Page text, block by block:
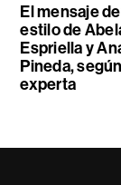
El mensaje
estilo de
Espriella y
Pineda,
experta